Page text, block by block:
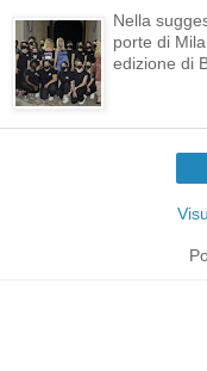
Nella
porte di
edizione di